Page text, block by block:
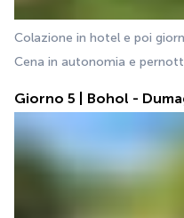
Colazione in hotel e poi
Cena in autonomia e
Giorno 5 | Bohol -